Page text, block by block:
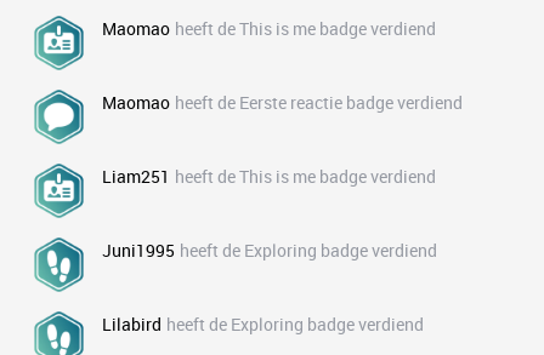
Maomao heeft de This is me badge verdiend
Maomao heeft de Eerste reactie badge verdiend
Liam251 heeft de This is me badge verdiend
Juni1995 heeft de Exploring badge verdiend
Lilabird heeft de Exploring badge verdiend